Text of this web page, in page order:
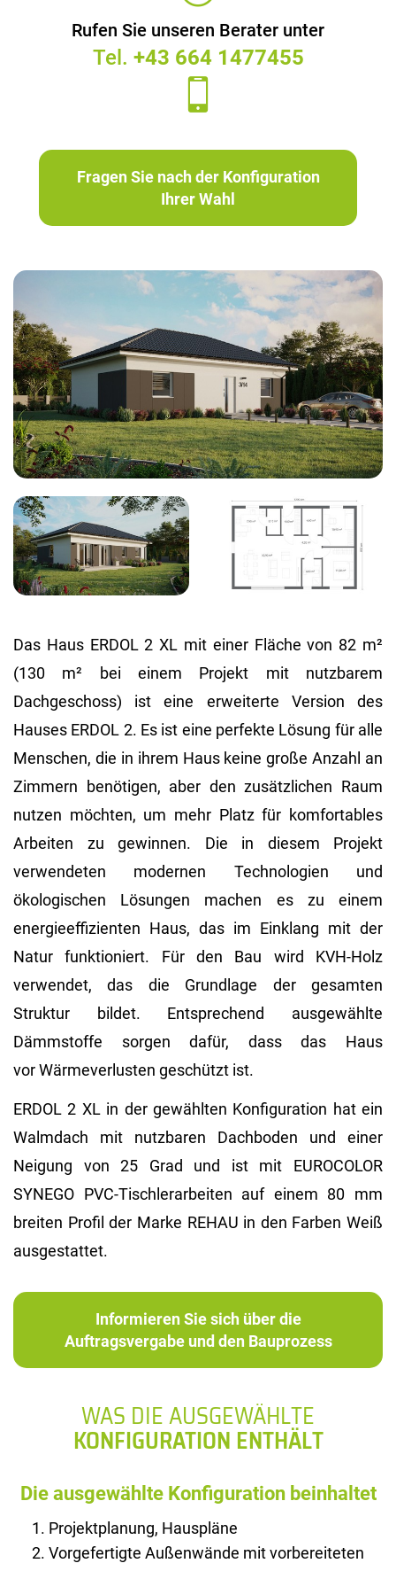
Das Haus ERDOL 2 XL mit einer Fläche von 82 m²
(130 m² bei einem Projekt mit nutzbarem
Dachgeschoss) ist eine erweiterte Version des
Hauses ERDOL 2. Es ist eine perfekte Lösung für alle
Menschen, die in ihrem Haus keine große Anzahl an
Zimmern benötigen, aber den zusätzlichen Raum
nutzen möchten, um mehr Platz für komfortables
Arbeiten zu gewinnen. Die in diesem Projekt
verwendeten modernen Technologien und
ökologischen Lösungen machen es zu einem
energieeffizienten Haus, das im Einklang mit der
Natur funktioniert. Für den Bau wird KVH-Holz
verwendet, das die Grundlage der gesamten
Struktur bildet. Entsprechend ausgewählte
Dämmstoffe sorgen dafür, dass das Haus
vor Wärmeverlusten geschützt ist.
ERDOL 2 XL in der gewählten Konfiguration hat ein
Walmdach mit nutzbaren Dachboden und einer
Neigung von 25 Grad und ist mit EUROCOLOR
SYNEGO PVC-Tischlerarbeiten auf einem 80 mm
breiten Profil der Marke REHAU in den Farben Weiß
ausgestattet.
Informieren Sie sich über die
Auftragsvergabe und den Bauprozess
Rufen Sie unseren Berater unter
Tel. +43 664 1477455
Fragen Sie nach der Konfiguration
Ihrer Wahl
WAS DIE AUSGEWÄHLTE
KONFIGURATION ENTHÄLT
Die ausgewählte Konfiguration beinhaltet
Projektplanung, Hauspläne
Vorgefertigte Außenwände mit vorbereiteten